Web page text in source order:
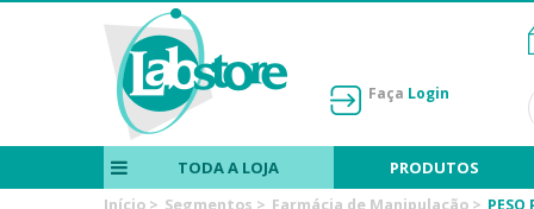
Faça Login
TODA A LOJA PRODUTOS
Início > Segmentos > Farmácia de Manipulação > PESO